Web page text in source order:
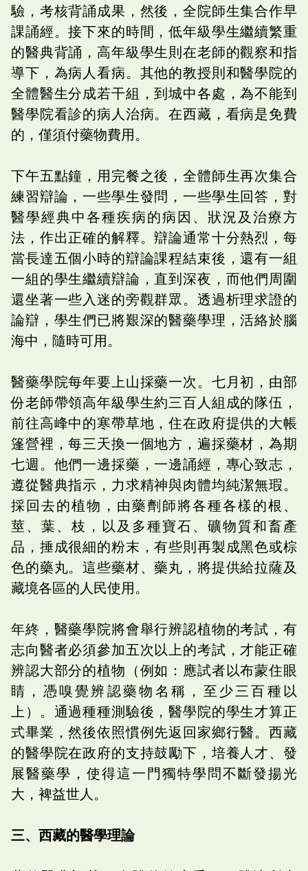
驗，考核背誦成果，然後，全院師生集合作早
課誦經。接下來的時間，低年級學生繼續繁重
的醫典背誦，高年級學生則在老師的觀察和指
導下，為病人看病。其他的教授則和醫學院的
全體醫生分成若干組，到城中各處，為不能到
醫學院看診的病人治病。在西藏，看病是免費
的，僅須付藥物費用。
下午五點鐘，用完餐之後，全體師生再次集合
練習辯論，一些學生發問，一些學生回答，對
醫學經典中各種疾病的病因、狀況及治療方
法，作出正確的解釋。辯論通常十分熱烈，每
當長達五個小時的辯論課程結束後，還有一組
一組的學生繼續辯論，直到深夜，而他們周圍
還坐著一些入迷的旁觀群眾。透過析理求證的
論辯，學生們已將艱深的醫藥學理，活絡於腦
海中，隨時可用。
醫藥學院每年要上山採藥一次。七月初，由部
份老師帶領高年級學生約三百人組成的隊伍，
前往高峰中的寒帶草地，住在政府提供的大帳
篷營裡，每三天換一個地方，遍採藥材，為期
七週。他們一邊採藥，一邊誦經，專心致志，
遵從醫典指示，力求精神與肉體均純潔無瑕。
採回去的植物，由藥劑師將各種各樣的根、
莖、葉、枝，以及多種寶石、礦物質和畜產
品，捶成很細的粉末，有些則再製成黑色或棕
色的藥丸。這些藥材、藥丸，將提供給拉薩及
藏境各區的人民使用。
年終，醫藥學院將會舉行辨認植物的考試，有
志向醫者必須參加五次以上的考試，才能正確
辨認大部分的植物（例如：應試者以布蒙住眼
睛，憑嗅覺辨認藥物名稱，至少三百種以
上）。通過種種測驗後，醫學院的學生才算正
式畢業，然後依照慣例先返回家鄉行醫。西藏
的醫學院在政府的支持鼓勵下，培養人才、發
展醫藥學，使得這一門獨特學問不斷發揚光
大，裨益世人。
三、西藏的醫學理論